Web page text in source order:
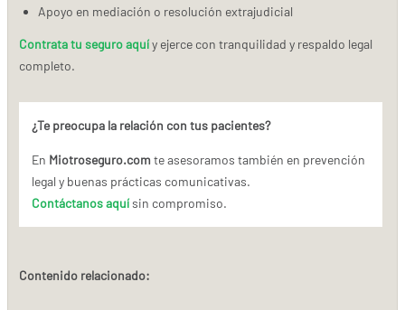
Apoyo en mediación o resolución extrajudicial
Contrata tu seguro aquíy ejerce con tranquilidad y respaldo legal
completo.
¿Te preocupa la relación con tus pacientes?
En Miotroseguro.com te asesoramos también en prevención
legal y buenas prácticas comunicativas.
Contáctanos aquísin compromiso.
Contenido relacionado: